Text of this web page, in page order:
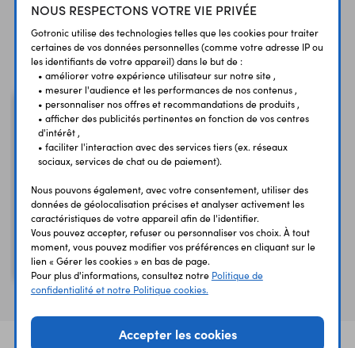
Vous avez déja consulté
Courroie crantée 545
mm TB545
NOUS RESPECTONS VOTRE VIE PRIVÉE
Gotronic utilise des technologies telles que les cookies pour traiter
certaines de vos données personnelles (comme votre adresse IP ou
les identifiants de votre appareil) dans le but de :
• améliorer votre expérience utilisateur sur notre site ,
• mesurer l'audience et les performances de nos contenus ,
• personnaliser nos offres et recommandations de produits ,
• afficher des publicités pertinentes en fonction de vos centres
d'intérêt ,
• faciliter l'interaction avec des services tiers (ex. réseaux
sociaux, services de chat ou de paiement).
Nous pouvons également, avec votre consentement, utiliser des
données de géolocalisation précises et analyser activement les
caractéristiques de votre appareil afin de l'identifier.
Vous pouvez accepter, refuser ou personnaliser vos choix. À tout
moment, vous pouvez modifier vos préférences en cliquant sur le
lien « Gérer les cookies » en bas de page.
Pour plus d'informations, consultez notre Politique de
confidentialité et notre Politique cookies.
Accepter les cookies